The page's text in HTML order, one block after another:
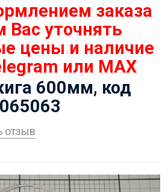
заказа
Вас уточнять
цены и наличие
или MAX
600мм, код
отзыв